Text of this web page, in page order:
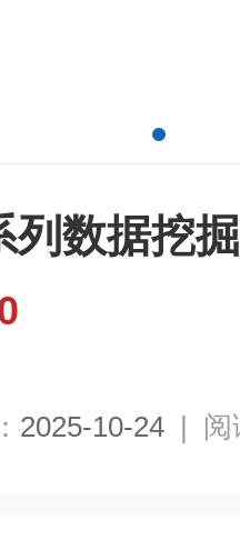
列数据挖
2025-10-24 | 阅